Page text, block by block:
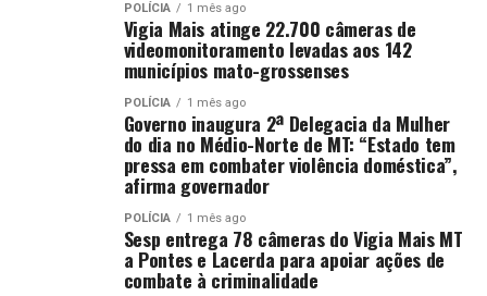
O diretor do DGIP, André Luis Bonifácio de Carvalho,
reforçou que o congresso é uma oportunidade
estratégica para aproximar as políticas nacionais da
realidade dos municípios e fortalecer a cooperação
entre os entes federativos. A agenda do ministério inclui
debates sobre financiamento, saúde digital, mudanças
climáticas, vigilância em saúde, atenção primária, saúde
indígena e estratégias para ampliação do acesso à
atenção especializada.
POLÍCIA 1 mês ago
Vigia Mais atinge 22.700 câmeras de
videomonitoramento levadas aos 142
municípios mato-grossenses
POLÍCIA 1 mês ago
Governo inaugura 2ª Delegacia da Mulher
do dia no Médio-Norte de MT: “Estado tem
pressa em combater violência doméstica”,
afirma governador
POLÍCIA 1 mês ago
Sesp entrega 78 câmeras do Vigia Mais MT
a Pontes e Lacerda para apoiar ações de
combate à criminalidade